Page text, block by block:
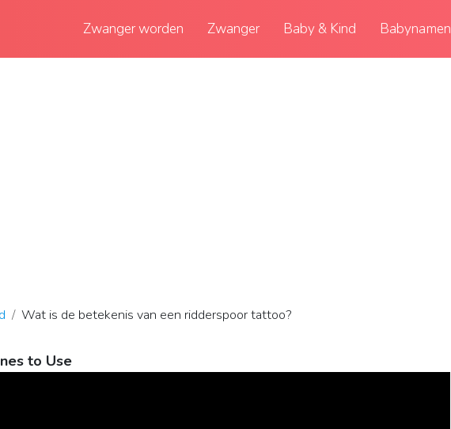
Zwanger worden Zwanger Baby & Kind Babynamen
Wat is de betekenis van een ridderspoor tattoo?
to Use